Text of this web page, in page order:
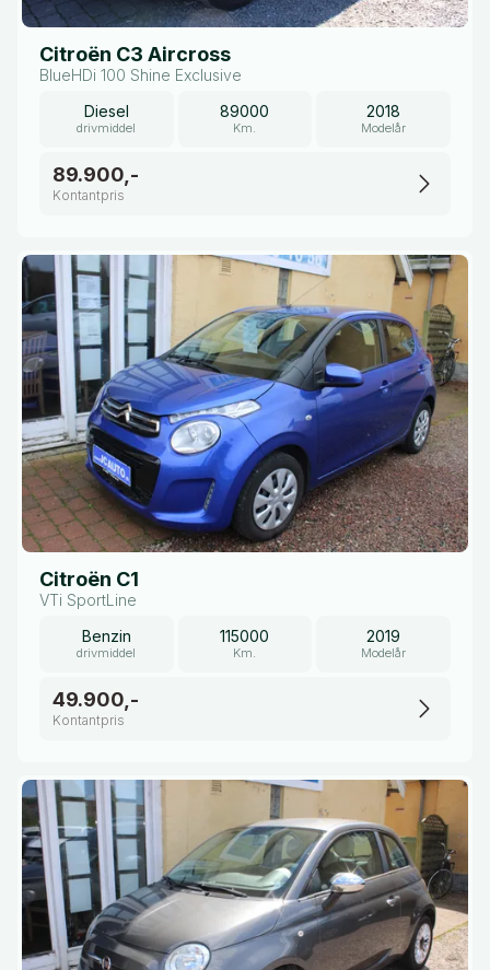
Citroën C3 Aircross
BlueHDi 100 Shine Exclusive
Diesel
drivmiddel
89000
Km.
2018
Modelår
89.900,-
Kontantpris
Citroën C1
VTi SportLine
Benzin
drivmiddel
115000
Km.
2019
Modelår
49.900,-
Kontantpris